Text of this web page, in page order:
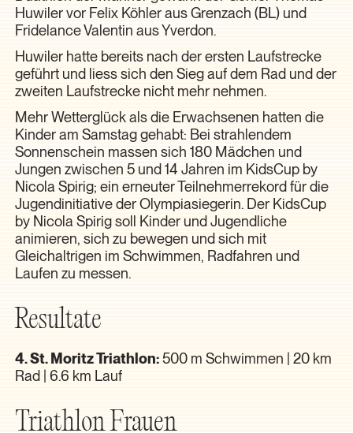
Huwiler vor Felix Köhler aus Grenzach (BL) und
Fridelance Valentin aus Yverdon.
Huwiler hatte bereits nach der ersten Laufstrecke
geführt und liess sich den Sieg auf dem Rad und der
zweiten Laufstrecke nicht mehr nehmen.
Mehr Wetterglück als die Erwachsenen hatten die
Kinder am Samstag gehabt: Bei strahlendem
Sonnenschein massen sich 180 Mädchen und
Jungen zwischen 5 und 14 Jahren im KidsCup by
Nicola Spirig; ein erneuter Teilnehmerrekord für die
Jugendinitiative der Olympiasiegerin. Der KidsCup
by Nicola Spirig soll Kinder und Jugendliche
animieren, sich zu bewegen und sich mit
Gleichaltrigen im Schwimmen, Radfahren und
Laufen zu messen.
Resultate
4. St. Moritz Triathlon:500 m Schwimmen | 20 km
Rad | 6.6 km Lauf
Triathlon Frauen